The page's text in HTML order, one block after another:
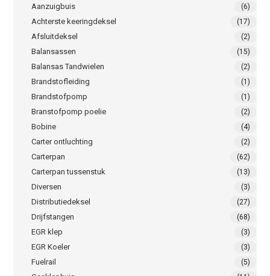
Aanzuigbuis (6)
Achterste keeringdeksel (17)
Afsluitdeksel (2)
Balansassen (15)
Balansas Tandwielen (2)
Brandstofleiding (1)
Brandstofpomp (1)
Branstofpomp poelie (2)
Bobine (4)
Carter ontluchting (2)
Carterpan (62)
Carterpan tussenstuk (13)
Diversen (3)
Distributiedeksel (27)
Drijfstangen (68)
EGR klep (3)
EGR Koeler (3)
Fuelrail (5)